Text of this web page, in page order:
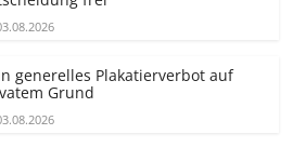
generelles Plakatierverbot auf
Grund